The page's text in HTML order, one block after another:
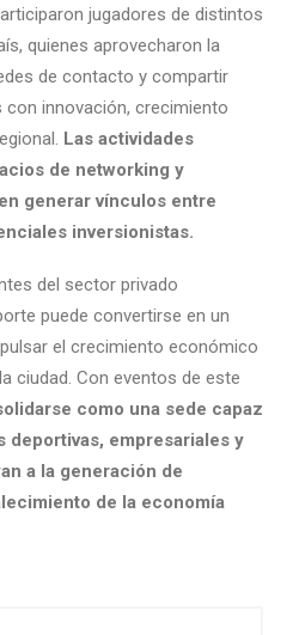
jugadores de distintos
quienes aprovecharon la
de contacto y compartir
con innovación, crecimiento
Las actividades
de networking y
generar vínculos entre
inversionistas.
del sector privado
puede convertirse en un
el crecimiento económico
ciudad. Con eventos de este
como una sede capaz
deportivas, empresariales y
a la generación de
de la economía